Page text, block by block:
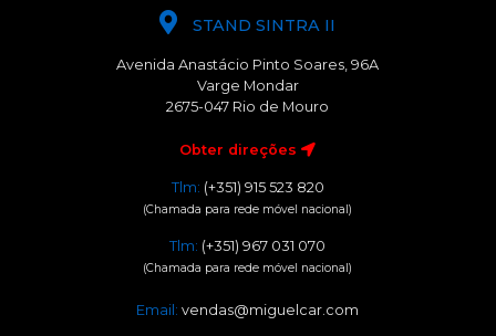
STAND SINTRA II
Avenida Anastácio Pinto Soares, 96A
Varge Mondar
2675-047 Rio de Mouro
Obter direções
Tlm: (+351) 915 523 820
(Chamada para rede móvel nacional)
Tlm: (+351) 967 031 070
(Chamada para rede móvel nacional)
Email: vendas@miguelcar.com